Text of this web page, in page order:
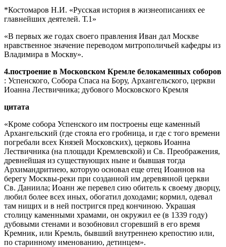
*Костомаров Н.И. «Русская история в жизнеописаниях ее
главнейших деятелей. Т.1»
«В первых же годах своего правления Иван дал Москве
нравственное значение переводом митрополичьей кафедры из
Владимира в Москву».
4.построение в Московском Кремле белокаменных соборов
: Успенского, Собора Спаса на Бору, Архангельского, церкви
Иоанна Лествичника; дубового Московского Кремля
цитата
«Кроме собора Успенского им построены еще каменный
Архангельский (где стояла его гробница, и где с того времени
погребали всех Князей Московских), церковь Иоанна
Лествичника (на площади Кремлевской) и Св. Преображения,
древнейшая из существующих ныне и бывшая тогда
Архимандритиею, которую основал еще отец Иоаннов на
берегу Москвы-реки при созданной им деревянной церкви
Св. Даниила; Иоанн же перевел сию обитель к своему дворцу,
любил более всех иных, обогатил доходами; кормил, одевал
там нищих и в ней постригся пред кончиною. Украшая
столицу каменными храмами, он окружил ее (в 1339 году)
дубовыми стенами и возобновил сгоревший в его время
Кремник, или Кремль, бывший внутреннею крепостию или,
по старинному именованию, детинцем».